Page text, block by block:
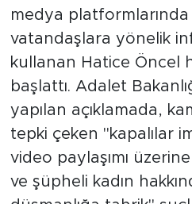
medya
vatandaşlara yönelik
kullanan Hatice Öncel
başlattı. Adalet
yapılan açıklamada,
tepki çeken "kapalılar
video paylaşımı
ve şüpheli kadın